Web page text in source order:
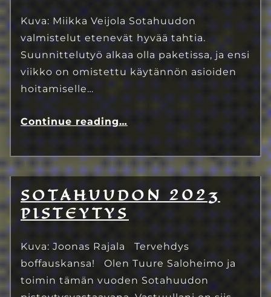
Kuva: Miikka Veijola Sotahuudon
valmistelut etenevät hyvää tahtia.
Suunnittelutyö alkaa olla paketissa, ja ensi
viikko on omistettu käytännön asioiden
hoitamiselle…
Continue reading…
SOTAHUUDON 2023
PISTEYTYS
Kuva: Joonas Rajala Tervehdys
boffauskansa! Olen Tuure Saloheimo ja
toimin tämän vuoden Sotahuudon
8.7.2023
Eetu Kinnunen